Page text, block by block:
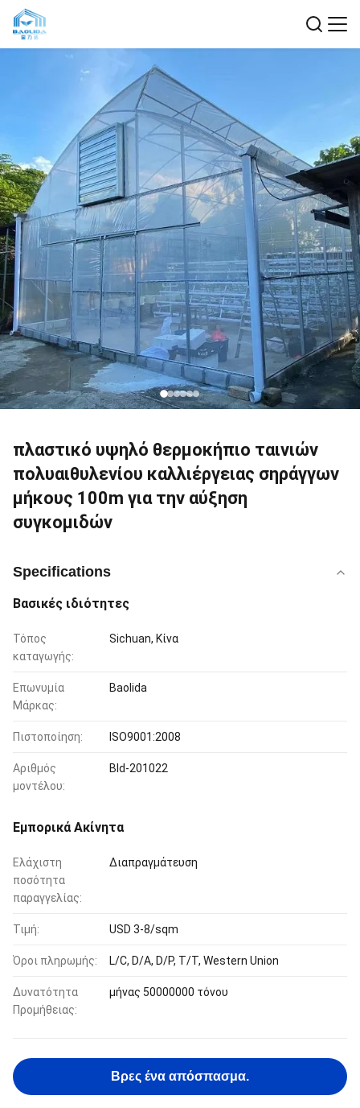
πλαστικό υψηλό θερμοκήπιο ταινιών
πολυαιθυλενίου καλλιέργειας σηράγγων
μήκους 100m για την αύξηση
συγκομιδών
Specifications
Βασικές ιδιότητες
Τόπος
καταγωγής:
Sichuan, Κίνα
Επωνυμία
Μάρκας:
Baolida
Πιστοποίηση: ISO9001:2008
Αριθμός
μοντέλου:
Bld-201022
Εμπορικά Ακίνητα
Ελάχιστη
ποσότητα
παραγγελίας:
Διαπραγμάτευση
Τιμή: USD 3-8/sqm
Όροι πληρωμής: L/C, D/A, D/P, T/T, Western Union
Δυνατότητα
Προμήθειας:
μήνας 50000000 τόνου
Βρες ένα απόσπασμα.